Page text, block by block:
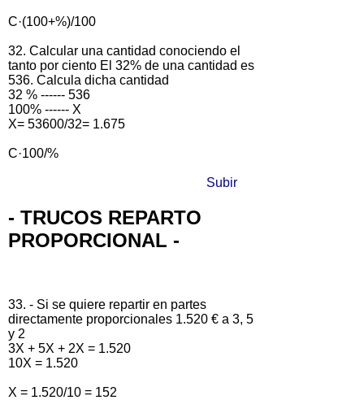
C·(100+%)/100
32. Calcular una cantidad conociendo el
tanto por ciento El 32% de una cantidad es
536. Calcula dicha cantidad
32 % ------ 536
100% ------ X
X= 53600/32= 1.675
C·100/%
Subir
- TRUCOS REPARTO
PROPORCIONAL -
33. - Si se quiere repartir en partes
directamente proporcionales 1.520 € a 3, 5
y 2
3X + 5X + 2X = 1.520
10X = 1.520
X = 1.520/10 = 152